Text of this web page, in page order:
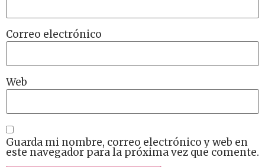
Correo electrónico
Web
Guarda mi nombre, correo electrónico y web en
este navegador para la próxima vez que comente.